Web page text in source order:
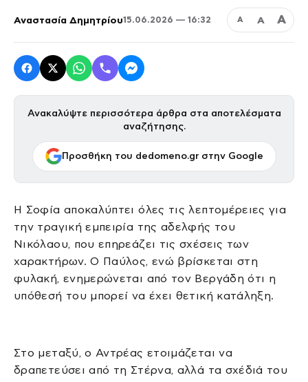
Αναστασία Δημητρίου15.06.2026 — 16:32 Α Α Α
Ανακαλύψτε περισσότερα άρθρα στα αποτελέσματα
αναζήτησης.
Προσθήκη του dedomeno.gr στην Google
Η Σοφία αποκαλύπτει όλες τις λεπτομέρειες για
την τραγική εμπειρία της αδελφής του
Νικόλαου, που επηρεάζει τις σχέσεις των
χαρακτήρων. Ο Παύλος, ενώ βρίσκεται στη
φυλακή, ενημερώνεται από τον Βεργάδη ότι η
υπόθεσή του μπορεί να έχει θετική κατάληξη.
Στο μεταξύ, ο Αντρέας ετοιμάζεται να
δραπετεύσει από τη Στέρνα, αλλά τα σχέδιά του